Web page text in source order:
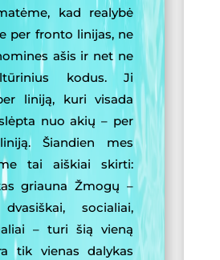
kad realybė
per fronto linijas, ne
ašis ir net ne
kodus. Ji
liniją, kuri visada
nuo akių – per
Šiandien mes
tai aiškiai skirti:
griauna Žmogų –
socialiai,
– turi šią vieną
tik vienas dalykas